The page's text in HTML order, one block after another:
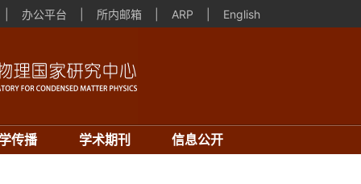
办公平台 所内邮箱 ARP English
传播 学术期刊 信息公开